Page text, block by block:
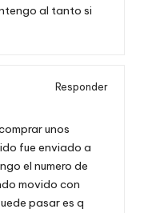
al tanto si
Responder
unos
fue enviado a
el numero de
movido con
pasar es q